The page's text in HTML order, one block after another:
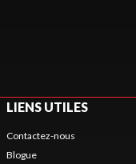
LIENS UTILES
Contactez-nous
Blogue